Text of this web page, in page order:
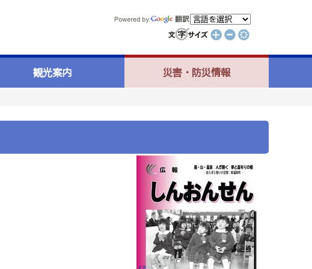
観光案内 災害・防災情報